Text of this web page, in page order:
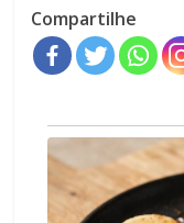
Compartilhe